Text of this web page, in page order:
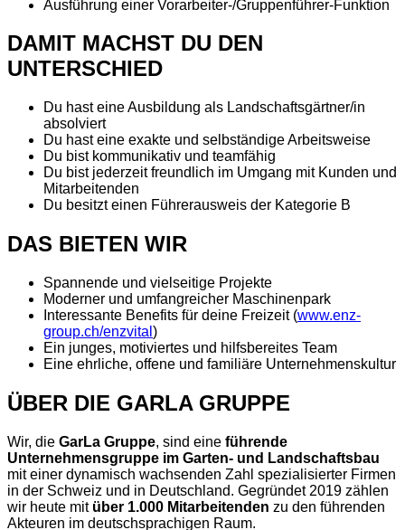
Ausführung einer Vorarbeiter-/Gruppenführer-Funktion
DAMIT MACHST DU DEN
UNTERSCHIED
Du hast eine Ausbildung als Landschaftsgärtner/in
absolviert
Du hast eine exakte und selbständige Arbeitsweise
Du bist kommunikativ und teamfähig
Du bist jederzeit freundlich im Umgang mit Kunden und
Mitarbeitenden
Du besitzt einen Führerausweis der Kategorie B
DAS BIETEN WIR
Spannende und vielseitige Projekte
Moderner und umfangreicher Maschinenpark
Interessante Benefits für deine Freizeit (www.enz-
group.ch/enzvital )
Ein junges, motiviertes und hilfsbereites Team
Eine ehrliche, offene und familiäre Unternehmenskultur
ÜBER DIE GARLA GRUPPE
Wir, die GarLa Gruppe, sind eine führende
Unternehmensgruppe im Garten- und Landschaftsbau
mit einer dynamisch wachsenden Zahl spezialisierter Firmen
in der Schweiz und in Deutschland. Gegründet 2019 zählen
wir heute mitüber 1.000 Mitarbeitenden zu den führenden
Akteuren im deutschsprachigen Raum.